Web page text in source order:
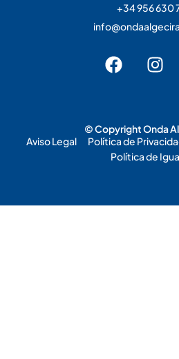
+34 956 630
© Copyright Onda
Aviso Legal
Política de
Política de